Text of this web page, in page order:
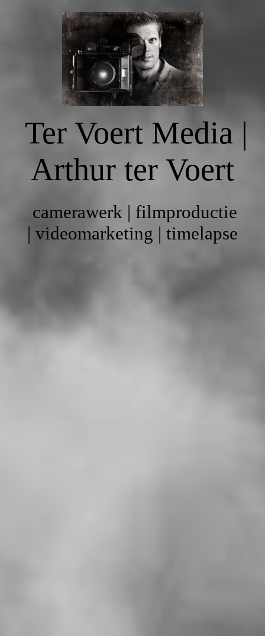
Ter Voert Media |
Arthur ter Voert
camerawerk | filmproductie
| videomarketing | timelapse
DIENSTEN & WERKWIJZE
TARIEVEN
CONTACT